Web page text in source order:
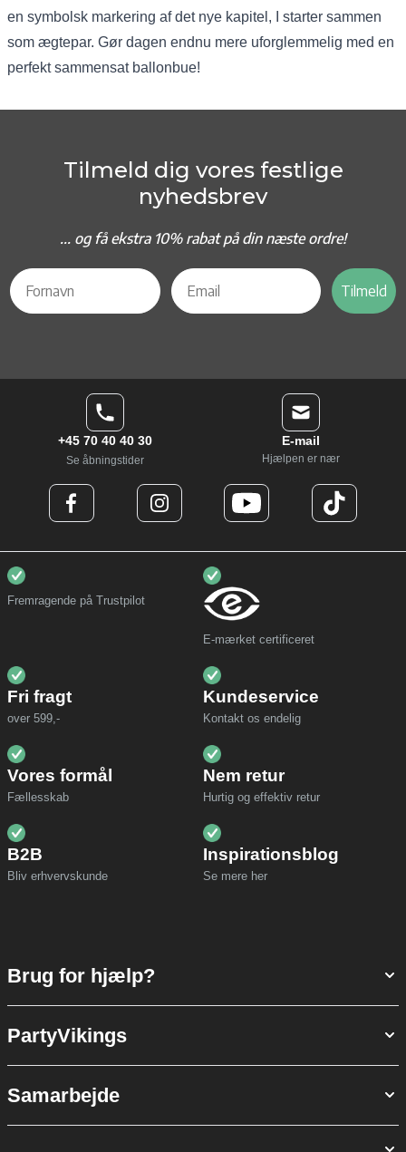
en symbolsk markering af det nye kapitel, I starter sammen
som ægtepar. Gør dagen endnu mere uforglemmelig med en
perfekt sammensat ballonbue!
Tilmeld dig vores festlige
nyhedsbrev
... og få ekstra 10% rabat på din næste ordre!
Tilmeld
+45 70 40 40 30
Se åbningstider
E-mail
Hjælpen er nær
Fremragende på Trustpilot
E-mærket certificeret
Fri fragt
over 599,-
Kundeservice
Kontakt os endelig
Vores formål
Fællesskab
Nem retur
Hurtig og effektiv retur
B2B
Bliv erhvervskunde
Inspirationsblog
Se mere her
Brug for hjælp?
PartyVikings
Samarbejde